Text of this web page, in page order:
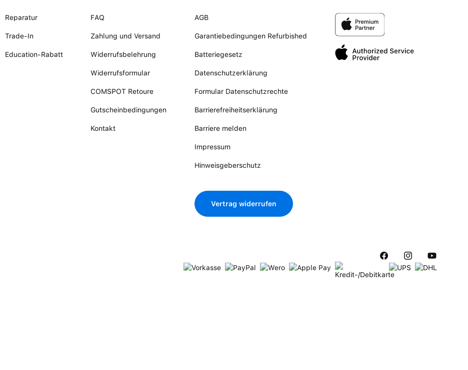
Reparatur
Trade-In
Education-Rabatt
FAQ
Zahlung und Versand
Widerrufsbelehrung
Widerrufsformular
COMSPOT Retoure
Gutscheinbedingungen
Kontakt
AGB
Garantiebedingungen Refurbished
Batteriegesetz
Datenschutzerklärung
Formular Datenschutzrechte
Barrierefreiheitserklärung
Barriere melden
Impressum
Hinweisgeberschutz
Vertrag widerrufen